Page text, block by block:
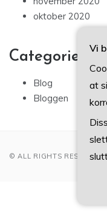
oktober 2020
Categories
Blog
Bloggen
© ALL RIGHTS RESERVED
Vi
at